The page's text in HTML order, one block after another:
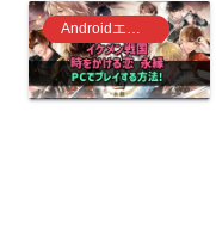
Androidエミュレータ ゲーム